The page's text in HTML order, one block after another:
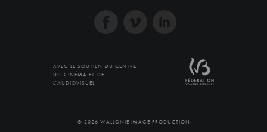
AVEC LE SOUTIEN DU CENTRE
DU CINÉMA ET DE
L'AUDIOVISUEL
© 2026 WALLONIE IMAGE PRODUCTION